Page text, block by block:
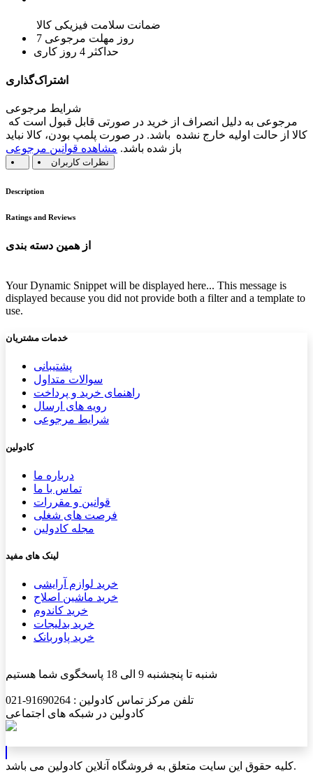
ضمانت سلامت فیزیکی کالا
7 روز مهلت مرجوعی
حداکثر 4 روز کاری
اشتراک‌گذاری
شرایط مرجوعی
کالا از حالت اولیه خارج نشده باشد. در صورت پلمپ بودن، کالا نباید
باز شده باشد. مشاهده قوانین مرجوعی
نظرات کاربران
Description
Ratings and Reviews
از همین دسته بندی
Your Dynamic Snippet will be displayed here... This message is
displayed because you did not provide both a filter and a template to
use.
خدمات مشتریان
پشتیب​​انی
سوالات متداول
راهنمای خرید و پرداخت
رویه های ارسال
شرایط مرجوعی
کادولین
درباره ما
تماس با ما
قوانین و مقررات
فرصت های شغلی
مجله کادولین
لینک های مفید
خرید لوازم آرایشی
خرید ماشین اصلاح
خرید کاندوم
خرید بدلیجات
خرید پاوربانک
شنبه تا پنجشنبه 9 الی 18 پاسخگوی شما هستیم
تلفن مرکز تماس کادولین : 91690264-021
کادولین در شبکه های اجتماعی
کلیه حقوق این سایت متعلق به فروشگاه آنلاین کادولین می باشد.